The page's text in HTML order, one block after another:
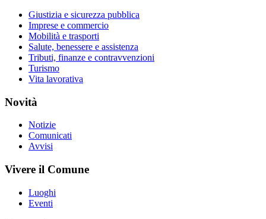
Giustizia e sicurezza pubblica
Imprese e commercio
Mobilità e trasporti
Salute, benessere e assistenza
Tributi, finanze e contravvenzioni
Turismo
Vita lavorativa
Novità
Notizie
Comunicati
Avvisi
Vivere il Comune
Luoghi
Eventi